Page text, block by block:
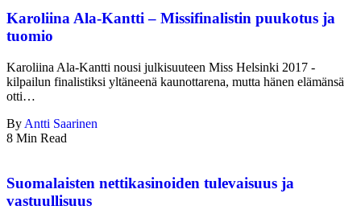
Karoliina Ala-Kantti – Missifinalistin puukotus ja
tuomio
Karoliina Ala-Kantti nousi julkisuuteen Miss Helsinki 2017 -
kilpailun finalistiksi yltäneenä kaunottarena, mutta hänen elämänsä
otti…
By Antti Saarinen
8 Min Read
Suomalaisten nettikasinoiden tulevaisuus ja
vastuullisuus